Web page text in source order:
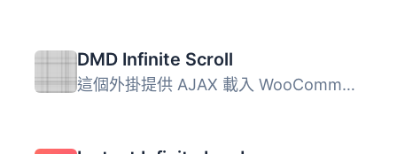
DMD Infinite Scroll
這個外掛提供 AJAX 載入 WooCommerce 產品，並可用於任何其他...